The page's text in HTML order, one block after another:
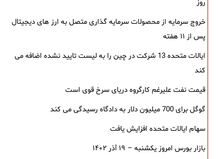
روز
خروج سرمایه از محصولات سرمایه ‌گذاری متصل به ارز های دیجیتال
پس از ۱۱ هفته
ایالات متحده 13 شرکت در چین را به لیست تایید نشده اضافه می
کند
قیمت نفت علیرغم کارگروه دریای سرخ قوی است
گوگل برای 700 میلیون دلار به دادگاه رسیدگی می کند
سهام ایالات متحده افزایش یافت
بازار بورس امروز یکشنبه – ۱۹ آذر ۱۴۰۲